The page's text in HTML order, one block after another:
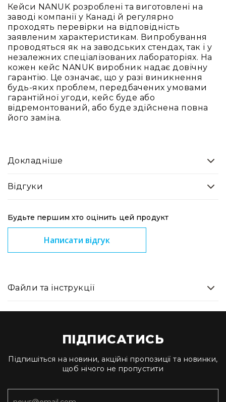
Контролери
для
управління
світлом
DMX
декодери
Аксесуари
Кріплення
для
світлових
Сцена
Ферми
та
Елементи
Комплекти
сценічних
Відео
Проектори
Проектори
Інтерактивні
Кейси NANUK розроблені та виготовлені на
заводі компанії у Канаді й регулярно
проходять перевірки на відповідність
заявленим характеристикам. Випробування
проводяться як на заводських стендах, так і у
незалежних спеціалізованих лабораторіях. На
кожен кейс NANUK виробник надає довічну
гарантію. Це означає, що у разі виникнення
будь-яких проблем, передбачених умовами
гарантійної угоди, кейс буде або
відремонтований, або буде здійснена повна
його заміна.
Докладніше
Відгуки
Будьте першим хто оцінить цей продукт
Написати відгук
Файли та інструкції
ПІДПИСАТИСЬ
Підпишіться на новини, акційні пропозиції та новинки,
щоб нічого не пропустити